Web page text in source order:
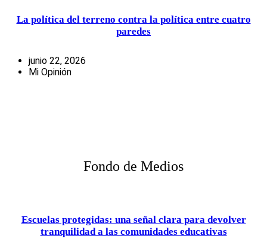
La política del terreno contra la política entre cuatro
paredes
junio 22, 2026
Mi Opinión
Fondo de Medios
Escuelas protegidas: una señal clara para devolver
tranquilidad a las comunidades educativas